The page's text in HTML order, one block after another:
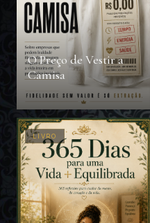
O Preço de Vestir a
Camisa
LIVRO